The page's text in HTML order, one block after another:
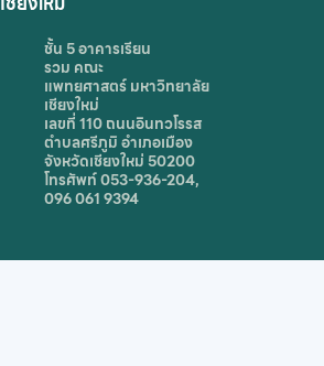
ชั้น 5 อาคารเรียน
รวม คณะ
แพทยศาสตร์ มหาวิทยาลัย
เชียงใหม่
เลขที่ 110 ถนนอินทวโรรส
ตำบลศรีภูมิ อำเภอเมือง
จังหวัดเชียงใหม่ 50200
โทรศัพท์ 053-936-204,
096 061 9394